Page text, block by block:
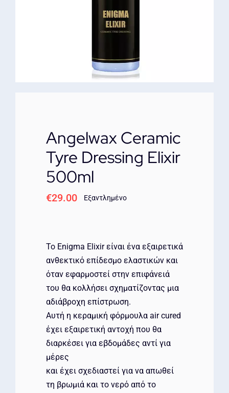
Angelwax Ceramic
Tyre Dressing Elixir
500ml
€29.00 Εξαντλημένο
Το Enigma Elixir είναι ένα εξαιρετικά
ανθεκτικό επίδεσμο ελαστικών και
όταν εφαρμοστεί στην επιφάνειά
του θα κολλήσει σχηματίζοντας μια
αδιάβροχη επίστρωση.
Αυτή η κεραμική φόρμουλα air cured
έχει εξαιρετική αντοχή που θα
διαρκέσει για εβδομάδες αντί για
μέρες
και έχει σχεδιαστεί για να απωθεί
τη βρωμιά και το νερό από το